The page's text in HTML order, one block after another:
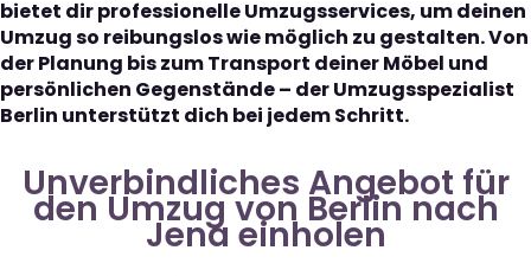
bietet dir professionelle Umzugsservices, um deinen
Umzug so reibungslos wie möglich zu gestalten. Von
der Planung bis zum Transport deiner Möbel und
persönlichen Gegenstände – der Umzugsspezialist
Berlin unterstützt dich bei jedem Schritt.
Unverbindliches Angebot für
den Umzug von Berlin nach
Jena einholen